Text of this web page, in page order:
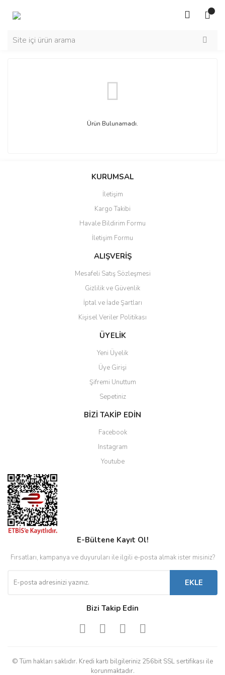
Ürün Bulunamadı.
KURUMSAL
İletişim
Kargo Takibi
Havale Bildirim Formu
İletişim Formu
ALIŞVERİŞ
Mesafeli Satış Sözleşmesi
Gizlilik ve Güvenlik
İptal ve İade Şartları
Kişisel Veriler Politikası
ÜYELİK
Yeni Üyelik
Üye Girişi
Şifremi Unuttum
Sepetiniz
BİZİ TAKİP EDİN
Facebook
Instagram
Youtube
E-Bültene Kayıt Ol!
Fırsatları, kampanya ve duyuruları ile ilgili e-posta almak ister misiniz?
EKLE
Bizi Takip Edin
© Tüm hakları saklıdır. Kredi kartı bilgileriniz 256bit SSL sertifikası ile
korunmaktadır.